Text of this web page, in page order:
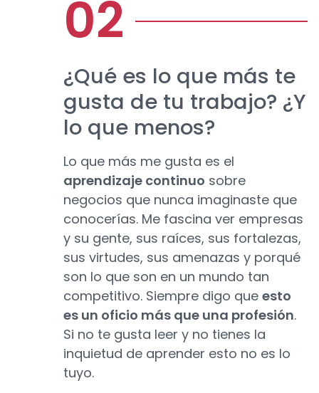
¿Qué es lo que más te
gusta de tu trabajo? ¿Y
lo que menos?
Lo que más me gusta es el
aprendizaje continuo sobre
negocios que nunca imaginaste que
conocerías. Me fascina ver empresas
y su gente, sus raíces, sus fortalezas,
sus virtudes, sus amenazas y porqué
son lo que son en un mundo tan
competitivo. Siempre digo que esto
es un oficio más que una profesión.
Si no te gusta leer y no tienes la
inquietud de aprender esto no es lo
tuyo.